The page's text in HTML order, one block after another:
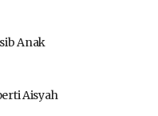
Anak
Aisyah